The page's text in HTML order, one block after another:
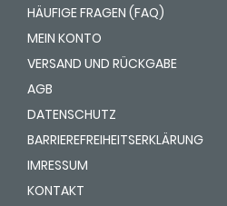
HÄUFIGE FRAGEN (FAQ)
MEIN KONTO
VERSAND UND RÜCKGABE
AGB
DATENSCHUTZ
BARRIEREFREIHEITSERKLÄRUNG
IMRESSUM
KONTAKT